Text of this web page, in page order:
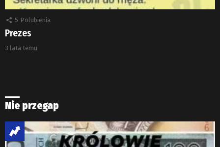
5 Polubienia
Prezes
3 lata temu
Nie przegap